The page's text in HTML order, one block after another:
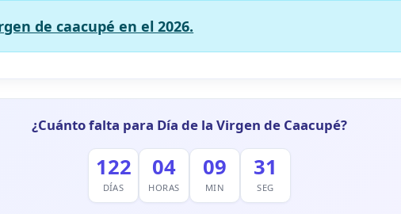
de caacupé en el 2026.
¿Cuánto falta para Día de la Virgen de Caacupé?
122
DÍAS
04
HORAS
09
MIN
30
SEG